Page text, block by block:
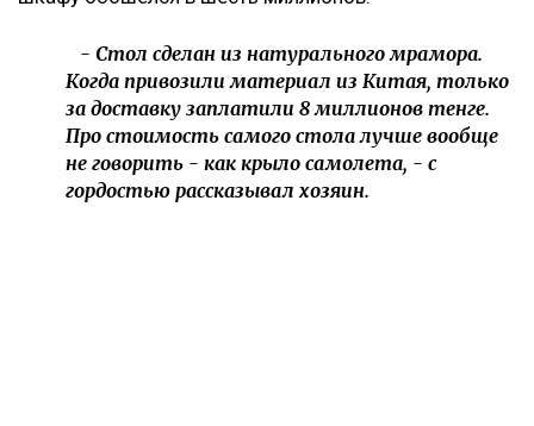
- Стол сделан из натурального мрамора.
Когда привозили материал из Китая, только
за доставку заплатили 8 миллионов тенге.
Про стоимость самого стола лучше вообще
не говорить - как крыло самолета, - с
гордостью рассказывал хозяин.